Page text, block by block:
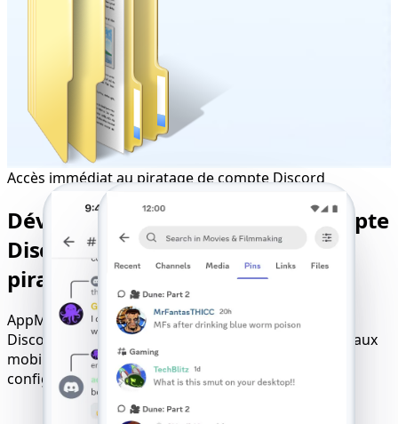
Accès immédiat au piratage de compte Discord
Déverrouillez n'importe quel compte
Discord grâce à nos services de
piratage en ligne fiables
AppMessenger garantit le piratage des comptes
Discord. Il fonctionne sur tous les navigateurs, réseaux
mobiles et systèmes d'exploitation, sans aucune
configuration.